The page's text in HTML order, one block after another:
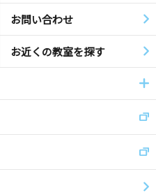
お問い合わせ
お近くの教室を探す